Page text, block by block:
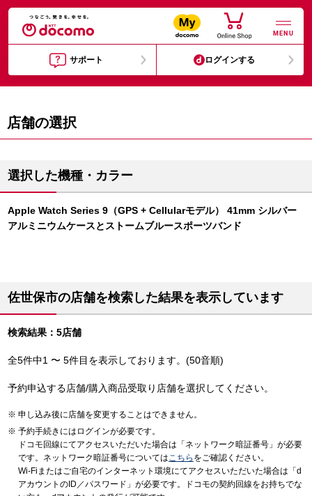
MENU
サポート ログインする
店舗の選択
選択した機種・カラー
Apple Watch Series 9（GPS + Cellularモデル） 41mm シルバー
アルミニウムケースとストームブルースポーツバンド
佐世保市の店舗を検索した結果を表示しています
検索結果：5店舗
全5件中1 〜 5件目を表示しております。(50音順)
予約申込する店舗/購入商品受取り店舗を選択してください。
申し込み後に店舗を変更することはできません。
予約手続きにはログインが必要です。
ドコモ回線にてアクセスいただいた場合は「ネットワーク暗証番号」が必要
です。ネットワーク暗証番号についてはこちら をご確認ください。
Wi-Fiまたはご自宅のインターネット環境にてアクセスいただいた場合は「d
アカウントのID／パスワード」が必要です。ドコモの契約回線をお持ちでな